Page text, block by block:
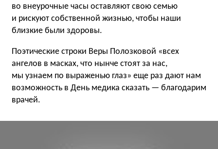
во внеурочные часы оставляют свою семью
и рискуют собственной жизнью, чтобы наши
близкие были здоровы.
Поэтические строки Веры Полозковой «всех
ангелов в масках, что нынче стоят за нас,
мы узнаем по выраженью глаз» еще раз дают нам
возможность в День медика сказать — благодарим
врачей.